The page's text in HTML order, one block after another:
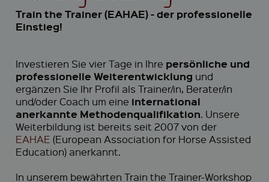
Train the Trainer (EAHAE) - der professionelle
Einstieg!
Investieren Sie vier Tage in Ihre persönliche und
professionelle Weiterentwicklung und
ergänzen Sie Ihr Profil als Trainer/in, Berater/in
und/oder Coach um eine international
anerkannte Methodenqualifikation. Unsere
Weiterbildung ist bereits seit 2007 von der
EAHAE (European Association for Horse Assisted
Education) anerkannt.
In unserem bewährten Train the Trainer-Workshop